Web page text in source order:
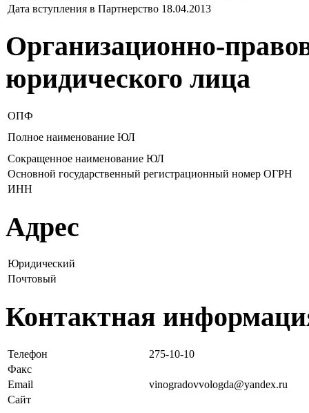
Дата вступления в Партнерство 18.04.2013
Организационно-
юридического лица
ОПФ
Полное наименование ЮЛ
Сокращенное наименование ЮЛ
Основной государственный регистрационный номер ОГРН
ИНН
Адрес
Юридический
Почтовый
Контактная
Телефон
275-10-10
Факс
Email
vinogradovvologda@yandex.ru
Сайт